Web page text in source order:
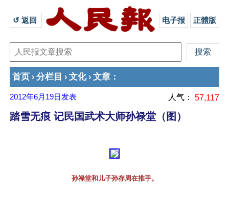
↺ 返回 电子报 正體版
首页 › 分栏目 › 文化› 文章 ：
2012年6月19日 发表 人气： 57,117
踏雪无痕 记民国武术大师孙禄堂（图）
孙禄堂和儿子孙存周在推手。